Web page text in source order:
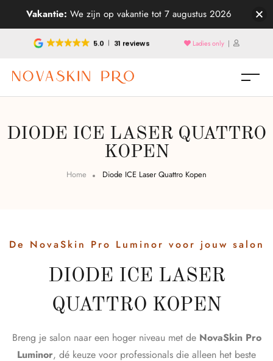
5.0 31 reviews Ladies only |
DIODE ICE LASER QUATTRO
KOPEN
Home Diode ICE Laser Quattro Kopen
De NovaSkin Pro Luminor voor jouw salon
DIODE ICE LASER
QUATTRO KOPEN
Breng je salon naar een hoger niveau met de NovaSkin Pro
Luminor, dé keuze voor professionals die alleen het beste
Vakantie: We zijn op vakantie tot 7 augustus 2026